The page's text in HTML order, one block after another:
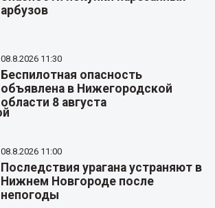
арбузов
08.8.2026 11:30
Беспилотная опасность
объявлена в Нижегородской
области 8 августа
08.8.2026 11:00
Последствия урагана устраняют в
Нижнем Новгороде после
непогоды